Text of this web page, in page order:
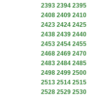
2393 2394 2395
2408 2409 2410
2423 2424 2425
2438 2439 2440
2453 2454 2455
2468 2469 2470
2483 2484 2485
2498 2499 2500
2513 2514 2515
2528 2529 2530